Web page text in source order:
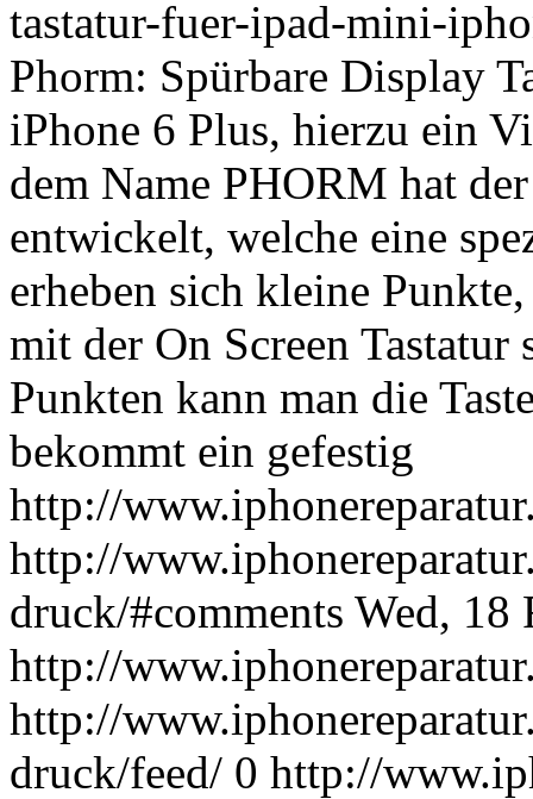
tastatur-fuer-ipad-mini-
Phorm: Spürbare Display
iPhone 6 Plus, hierzu ein
dem Name PHORM hat
entwickelt, welche eine
erheben sich kleine
mit der On Screen
Punkten kann man die
bekommt ein gefestig
http://
http://
druck/#comments Wed, 18
http://
http://
druck/feed/ 0 http://